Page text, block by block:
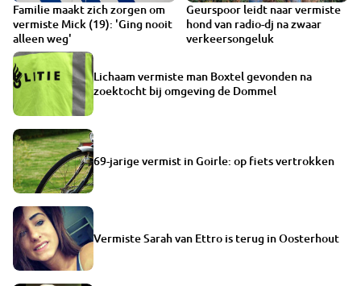
Familie maakt zich zorgen om
vermiste Mick (19): 'Ging nooit
alleen weg'
VIDEO
Geurspoor leidt naar vermiste
hond van radio-dj na zwaar
verkeersongeluk
Lichaam vermiste man Boxtel gevonden na
zoektocht bij omgeving de Dommel
69-jarige vermist in Goirle: op fiets vertrokken
Vermiste Sarah van Ettro is terug in Oosterhout